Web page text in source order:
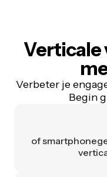
Verticale
Verbeter je
Begin
of